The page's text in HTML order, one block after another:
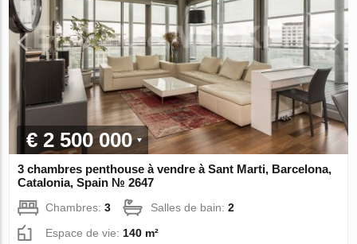
€ 2 500 000
3 chambres penthouse à vendre à Sant Marti, Barcelona,
Catalonia, Spain № 2647
Chambres:3 Salles de bain:2
Espace de vie: 140 m²